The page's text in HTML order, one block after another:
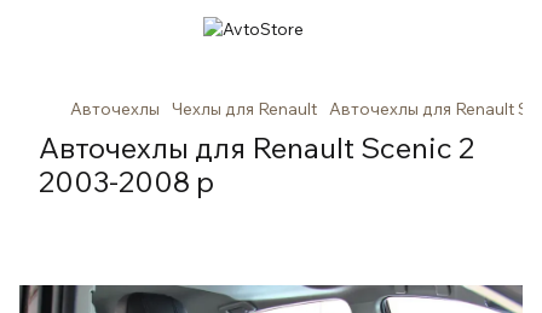
Авточехлы Чехлы для Renault Авточехлы для Renault
Авточехлы для Renault Scenic 2
2003-2008 р